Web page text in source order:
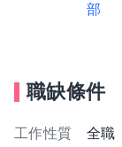
部
職缺條件
工作性質 全職